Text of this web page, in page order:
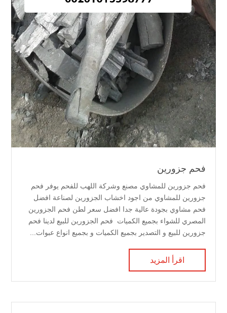
فحم جزورين
فحم جزورين للمشاوي مصنع وشركة اللهب للفحم يوفر فحم
جزورين للمشاوي من اجود اخشاب الجزورين لصناعة افضل
فحم مشاوي بجودة عالية جدا افضل سعر لطن فحم الجزورين
المصري للشواء بجميع الكميات فحم الجزورين للبيع لدينا فحم
جزورين للبيع و التصدير بجميع الكميات و بجميع انواع عبوات...
اقرأ المزيد